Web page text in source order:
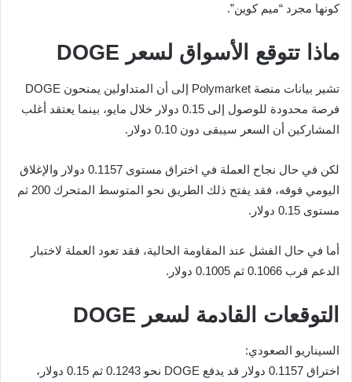
كونها مجرد “ميم كوين”.
ماذا تتوقع الأسواق لسعر DOGE
تشير بيانات منصة Polymarket إلى أن المتداولين يمنحون DOGE
فرصة محدودة للوصول إلى 0.15 دولار خلال مايو، بينما يعتقد أغلب
المشاركين أن السعر سيبقى دون 0.10 دولار.
لكن في حال نجاح العملة في اختراق مستوى 0.1157 دولار والإغلاق
اليومي فوقه، فقد يفتح ذلك الطريق نحو المتوسط المتحرك 200 ثم
مستوى 0.15 دولار.
أما في حال الفشل عند المقاومة الحالية، فقد تعود العملة لاختبار
الدعم قرب 0.1066 ثم 0.1005 دولار.
التوقعات القادمة لسعر DOGE
السيناريو الصعودي:
اختراق 0.1157 دولار قد يدفع DOGE نحو 0.1243 ثم 0.15 دولار،